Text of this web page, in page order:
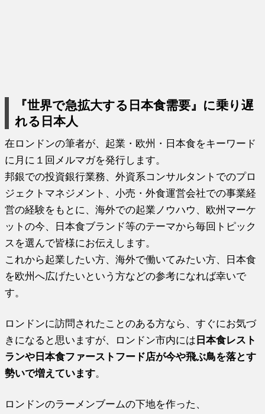
『世界で急拡大する日本食需要』に乗り遅
れる日本人
在ロンドンの筆者が、起業・欧州・日本食をキーワード
に月に１回メルマガを発行します。
邦銀での投資銀行業務、外資系コンサルタントでのプロ
ジェクトマネジメント、小売・外食運営会社での事業経
営の経験をもとに、海外での起業ノウハウ、欧州マーケ
ットの今、日本食ブランド等のテーマから毎回トピック
スを選んで皆様にお伝えします。
これから起業したい方、海外で働いてみたい方、日本食
を欧州へ広げたいという方などの参考になれば幸いで
す。
ロンドンに訪問されたことのある方なら、すぐにお気づ
きになると思いますが、ロンドン市内には 日本食レスト
ランや日本食ファーストフード店が今や飛ぶ鳥を落とす
勢いで増えています。
ロンドンのラーメンブームの下地を作った、